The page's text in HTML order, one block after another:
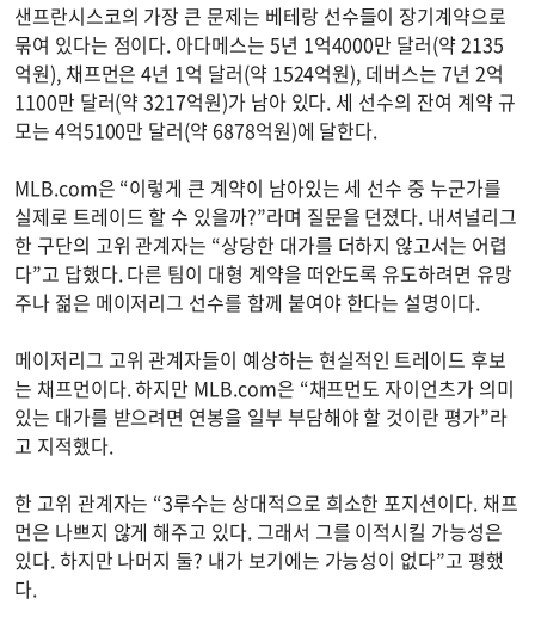
샌프란시스코의 가장 큰 문제는 베테랑 선수들이 장기계약으로
묶여 있다는 점이다. 아다메스는 5년 1억4000만 달러(약 2135
억원), 채프먼은 4년 1억 달러(약 1524억원), 데버스는 7년 2억
1100만 달러(약 3217억원)가 남아 있다. 세 선수의 잔여 계약 규
모는 4억5100만 달러(약 6878억원)에 달한다.
MLB.com은 “이렇게 큰 계약이 남아있는 세 선수 중 누군가를
실제로 트레이드 할 수 있을까?”라며 질문을 던졌다. 내셔널리그
한 구단의 고위 관계자는 “상당한 대가를 더하지 않고서는 어렵
다”고 답했다. 다른 팀이 대형 계약을 떠안도록 유도하려면 유망
주나 젊은 메이저리그 선수를 함께 붙여야 한다는 설명이다.
메이저리그 고위 관계자들이 예상하는 현실적인 트레이드 후보
는 채프먼이다. 하지만 MLB.com은 “채프먼도 자이언츠가 의미
있는 대가를 받으려면 연봉을 일부 부담해야 할 것이란 평가”라
고 지적했다.
한 고위 관계자는 “3루수는 상대적으로 희소한 포지션이다. 채프
먼은 나쁘지 않게 해주고 있다. 그래서 그를 이적시킬 가능성은
있다. 하지만 나머지 둘? 내가 보기에는 가능성이 없다”고 평했
다.